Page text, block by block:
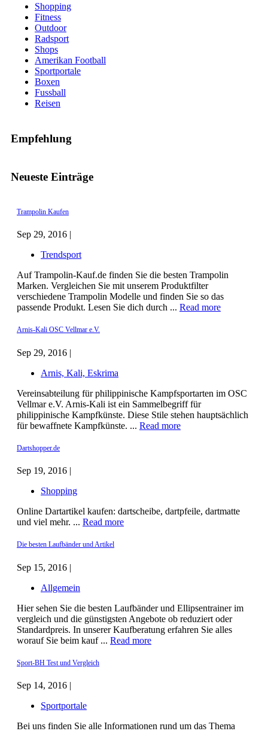
Shopping
Fitness
Outdoor
Radsport
Shops
Amerikan Football
Sportportale
Boxen
Fussball
Reisen
Empfehlung
Neueste Einträge
Trampolin Kaufen
Sep 29, 2016 |
Trendsport
Auf Trampolin-Kauf.de finden Sie die besten Trampolin
Marken. Vergleichen Sie mit unserem Produktfilter
verschiedene Trampolin Modelle und finden Sie so das
passende Produkt. Lesen Sie dich durch ... Read more
Arnis-Kali OSC Vellmar e.V.
Sep 29, 2016 |
Arnis, Kali, Eskrima
Vereinsabteilung für philippinische Kampfsportarten im OSC
Vellmar e.V. Arnis-Kali ist ein Sammelbegriff für
philippinische Kampfkünste. Diese Stile stehen hauptsächlich
für bewaffnete Kampfkünste. ... Read more
Dartshopper.de
Sep 19, 2016 |
Shopping
Online Dartartikel kaufen: dartscheibe, dartpfeile, dartmatte
und viel mehr. ... Read more
Die besten Laufbänder und Artikel
Sep 15, 2016 |
Allgemein
Hier sehen Sie die besten Laufbänder und Ellipsentrainer im
vergleich und die günstigsten Angebote ob reduziert oder
Standardpreis. In unserer Kaufberatung erfahren Sie alles
worauf Sie beim kauf ... Read more
Sport-BH Test und Vergleich
Sep 14, 2016 |
Sportportale
Bei uns finden Sie alle Informationen rund um das Thema